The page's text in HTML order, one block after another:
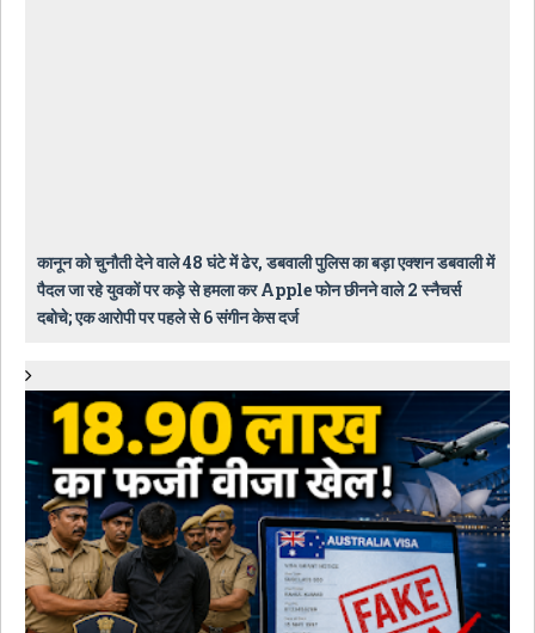
कानून को चुनौती देने वाले 48 घंटे में ढेर, डबवाली पुलिस का बड़ा एक्शन डबवाली में
पैदल जा रहे युवकों पर कड़े से हमला कर Apple फोन छीनने वाले 2 स्नैचर्स
दबोचे; एक आरोपी पर पहले से 6 संगीन केस दर्ज